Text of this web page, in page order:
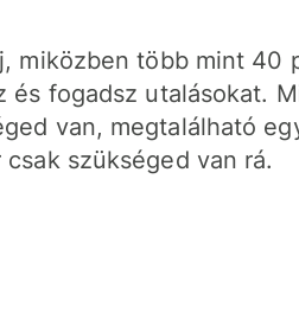
miközben több mint 40
és fogadsz utalásokat.
van, megtalálható
csak szükséged van rá.